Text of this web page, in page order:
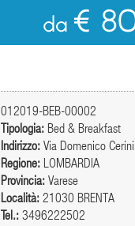
da€
012019-BEB-00002
Tipologia: Bed & Breakfast
Indirizzo: Via Domenico
Regione: LOMBARDIA
Provincia: Varese
Località: 21030 BRENTA
Tel.: 3496222502